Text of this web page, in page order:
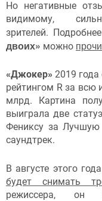
Но негативные
видимому,
зрителей.
двоих» можно
«Джокер» 2019
рейтингом R за всю
млрд. Картина
выиграла две
Фениксу за
саундтрек.
В августе этого
будет снимать
режиссера,